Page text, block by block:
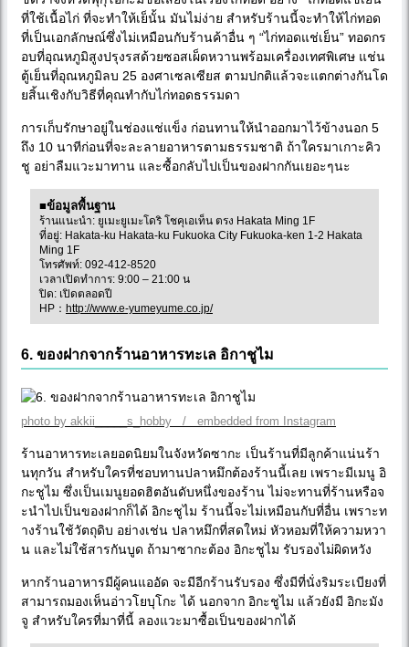
ที่ใช้เนื้อไก่ ที่จะทำให้เย็นั้น มันไม่ง่าย สำหรับร้านนี้จะทำให้ไก่ทอด
ที่เป็นเอกลักษณ์ซึ่งไม่เหมือนกับร้านค้าอื่น ๆ “ไก่ทอดแช่เย็น” ทอดกร
อบที่อุณหภูมิสูงปรุงรสด้วยซอสเผ็ดหวานพร้อมเครื่องเทศพิเศษ แช่น
ตู้เย็นที่อุณหภูมิลบ 25 องศาเซลเซียส ตามปกติแล้วจะแตกต่างกันโด
ยสิ้นเชิงกับวิธีที่คุณทำกับไก่ทอดธรรมดา
การเก็บรักษาอยู่ในช่องแช่แข็ง ก่อนทานให้นำออกมาไว้ข้างนอก 5
ถึง 10 นาทีก่อนที่จะละลายอาหารตามธรรมชาติ ถ้าใครมาเกาะคิว
ชู อย่าลืมแวะมาทาน และซื้อกลับไปเป็นของฝากกันเยอะๆนะ
■ข้อมูลพื้นฐาน
ร้านแนะนำ: ยูเมะยูเมะโดริ โชคุเอเท็น ตรง Hakata Ming 1F
ที่อยู่: Hakata-ku Hakata-ku Fukuoka City Fukuoka-ken 1-2 Hakata
Ming 1F
โทรศัพท์: 092-412-8520
เวลาเปิดทำการ: 9:00 – 21:00 น
ปิด: เปิดตลอดปี
HP： http://www.e-yumeyume.co.jp/
6. ของฝากจากร้านอาหารทะเล อิกาชูไม
photo by akkii_____s_hobby / embedded from Instagram
ร้านอาหารทะเลยอดนิยมในจังหวัดซากะ เป็นร้านที่มีลูกค้าแน่นร้า
นทุกวัน สำหรับใครที่ชอบทานปลาหมึกต้องร้านนี้เลย เพราะมีเมนู อิ
กะชูไม ซึ่งเป็นเมนูยอดฮิตอันดับหนึ่งของร้าน ไม่จะทานที่ร้านหรือจ
ะนำไปเป็นของฝากก็ได้ อิกะชูไม ร้านนี้จะไม่เหมือนกับที่อื่น เพราะท
างร้านใช้วัตถุดิบ อย่างเช่น ปลาหมึกที่สดใหม่ หัวหอมที่ให้ความหวา
น และไม่ใช้สารกันบูด ถ้ามาซากะต้อง อิกะชูไม รับรองไม่ผิดหวัง
หากร้านอาหารมีผู้คนแออัด จะมีอีกร้านรับรอง ซึ่งมีที่นั่งริมระเบียงที่
สามารถมองเห็นอ่าวโยบุโกะ ได้ นอกจาก อิกะชูไม แล้วยังมี อิกะมัง
จู สำหรับใครที่มาที่นี้ ลองแวะมาซื้อเป็นของฝากได้